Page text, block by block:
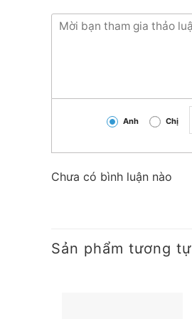
Nhận báo giá tốt nhất.
Anh Chị
Chưa có bình luận nào
Sản phẩm tương tự